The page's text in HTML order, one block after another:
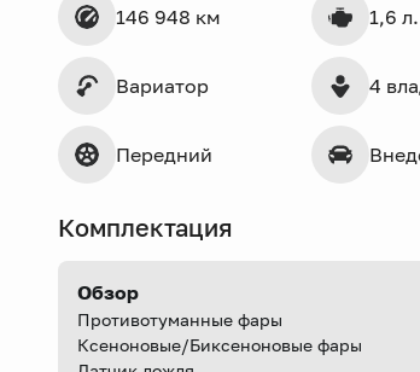
146 948 км 1,6 л.
Вариатор 4
Передний
Комплектация
Обзор
Противотуманные фары
Ксеноновые/Биксеноновые фары